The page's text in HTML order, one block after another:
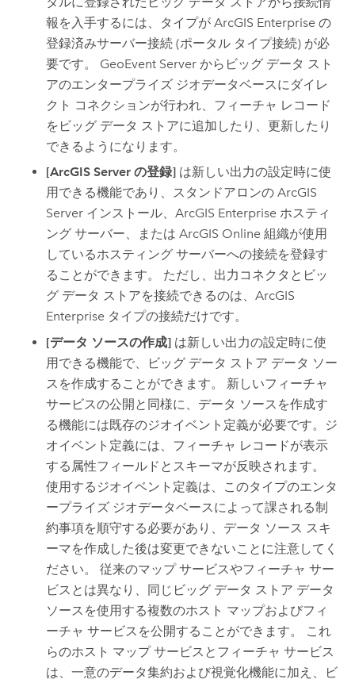
報を入手するには、タイプがArcGIS Enterprise の
登録済みサーバー接続 (ポータル タイプ接続) が必
要です。 GeoEvent Server からビッグ データ スト
アのエンタープライズ ジオデータベースにダイレ
クト コネクションが行われ、フィーチャ レコード
をビッグ データ ストアに追加したり、更新したり
できるようになります。
[ArcGIS Server の登録] は新しい出力の設定時に使
用できる機能であり、スタンドアロンのArcGIS
Server インストール、ArcGIS Enterprise ホスティ
ング サーバー、またはArcGIS Online 組織が使用
しているホスティング サーバーへの接続を登録す
ることができます。 ただし、出力コネクタとビッ
グ データ ストアを接続できるのは、ArcGIS
Enterprise タイプの接続だけです。
[データ ソースの作成] は新しい出力の設定時に使
用できる機能で、ビッグ データ ストア データ ソー
スを作成することができます。 新しいフィーチャ
サービスの公開と同様に、データ ソースを作成す
る機能には既存のジオイベント定義が必要です。ジ
オイベント定義には、フィーチャ レコードが表示
する属性フィールドとスキーマが反映されます。
使用するジオイベント定義は、このタイプのエンタ
ープライズ ジオデータベースによって課される制
約事項を順守する必要があり、データ ソース スキ
ーマを作成した後は変更できないことに注意してく
ださい。 従来のマップ サービスやフィーチャ サー
ビスとは異なり、同じビッグ データ ストア データ
ソースを使用する複数のホスト マップおよびフィ
ーチャ サービスを公開することができます。 これ
らのホスト マップ サービスとフィーチャ サービス
は、一意のデータ集約および視覚化機能に加え、ビ